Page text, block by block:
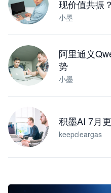
现价值共振？
小墨
阿里通义
势
小墨
积墨AI 7月
keepcleargas